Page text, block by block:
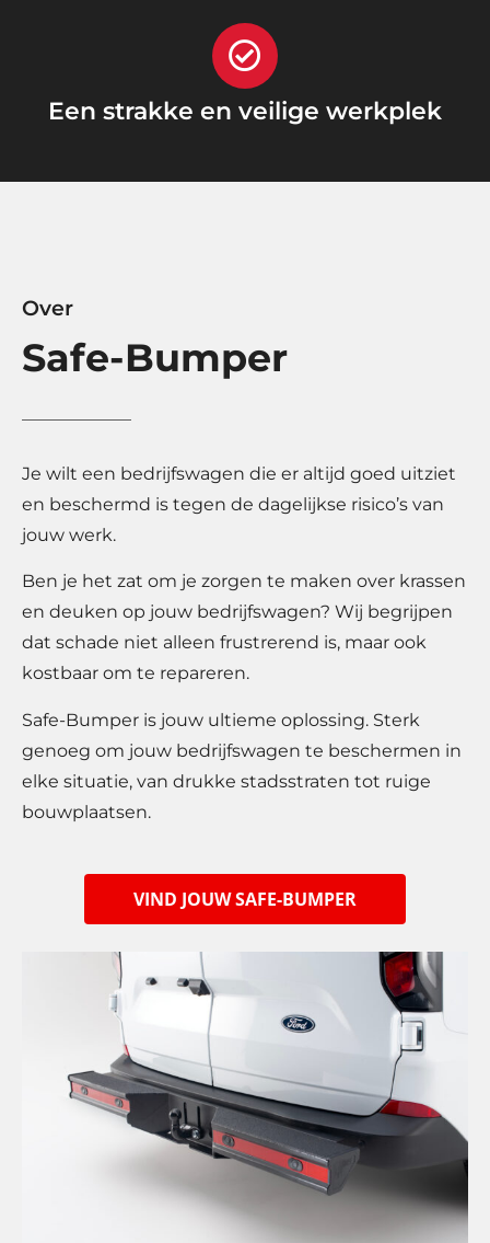
Een strakke en veilige werkplek
Over
Safe-Bumper
Je wilt een bedrijfswagen die er altijd goed uitziet
en beschermd is tegen de dagelijkse risico’s van
jouw werk.
Ben je het zat om je zorgen te maken over krassen
en deuken op jouw bedrijfswagen? Wij begrijpen
dat schade niet alleen frustrerend is, maar ook
kostbaar om te repareren.
Safe-Bumper is jouw ultieme oplossing. Sterk
genoeg om jouw bedrijfswagen te beschermen in
elke situatie, van drukke stadsstraten tot ruige
bouwplaatsen.
VIND JOUW SAFE-BUMPER